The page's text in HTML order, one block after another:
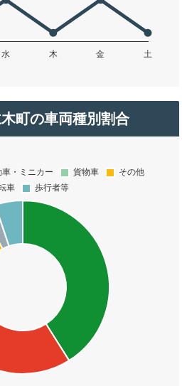
町の車両種別割合